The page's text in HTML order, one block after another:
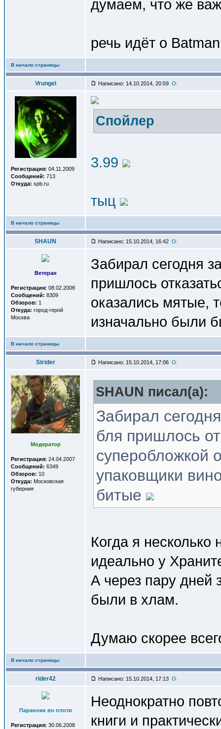
думаем, что же
речь идёт о
В начало страницы
Vrungel Написано: 14.10.2014, 20:59
Регистрация: 04.11.2009
Сообщений: 713
Откуда: spb.ru
Спойлер
3.99
тыц
В начало страницы
SHAUN Написано: 15.10.2014, 16:42
Ветеран
Регистрация: 08.02.2008
Сообщений: 8309
Обзоров: 1
Откуда: город-герой
Москва
Забирал сегодня
пришлось
оказались мятые,
изначально были
В начало страницы
Strider Написано: 15.10.2014, 17:06
Модератор
Регистрация: 24.04.2007
Сообщений: 6349
Обзоров: 10
Откуда: Московская
губерния
SHAUN писал(a):
Забирал
бля пришлось
суперобложкой
упаковщики
битые
Когда я
идеально у
А через пару дней
были в хлам.
Думаю скорее
В начало страницы
rider42 Написано: 15.10.2014, 17:13
Параноик во плоти
Регистрация: 30.06.2008
Неоднократно
книги и